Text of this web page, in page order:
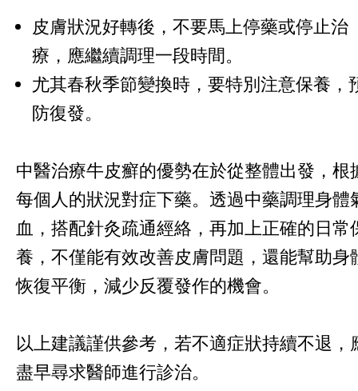
皮膚狀況好轉後，不要馬上停藥或停止治
療，應繼續調理一段時間。
尤其春秋季節變換時，要特別注意保養，
防復發。
中醫治療牛皮癬的優勢在於從整體出發，根
每個人的狀況對症下藥。透過中藥調理身體
血，搭配針灸疏通經絡，再加上正確的日常
養，不僅能有效改善皮膚問題，還能幫助身
恢復平衡，減少反覆發作的機會。
以上建議謹供參考，若不適症狀持續不退，
盡早尋求醫師進行診治。